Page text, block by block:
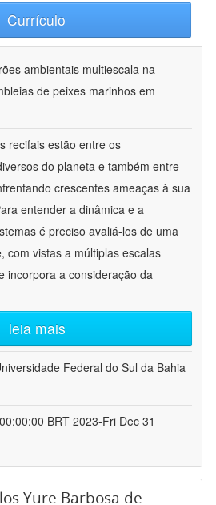
Currículo
ambientais multiescala na
de peixes marinhos em
recifais estão entre os
do planeta e também entre
crescentes ameaças à sua
entender a dinâmica e a
é preciso avaliá-los de uma
com vistas a múltiplas escalas
incorpora a consideração da
leia mais
Federal do Sul da Bahia
BRT 2023-Fri Dec 31
Yure Barbosa de